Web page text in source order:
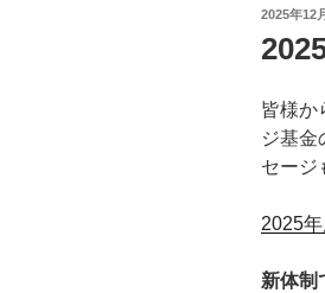
投
日:
2025年12
皆様か
ジ基金
セージ
2025
新体制